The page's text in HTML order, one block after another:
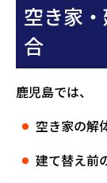
空き家
合
鹿児島では、
空き家の解
建て替え前